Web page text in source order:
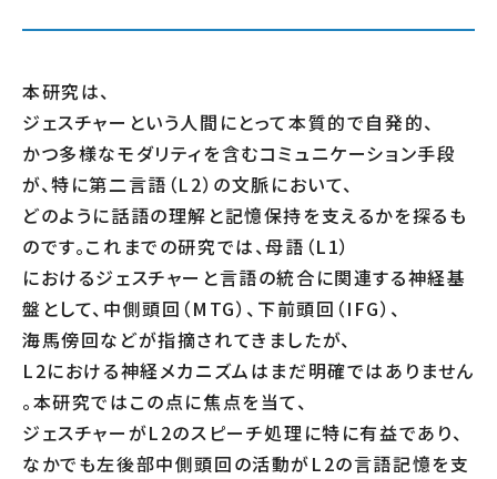
本研究は、
ジェスチャーという人間にとって本質的で自発的、
かつ多様なモダリティを含むコミュニケーション手段
が、特に第二言語（L2）の文脈において、
どのように話語の理解と記憶保持を支えるかを探るも
のです。これまでの研究では、母語（L1）
におけるジェスチャーと言語の統合に関連する神経基
盤として、中側頭回（MTG）、下前頭回（IFG）、
海馬傍回などが指摘されてきましたが、
L2における神経メカニズムはまだ明確ではありません
。本研究ではこの点に焦点を当て、
ジェスチャーがL2のスピーチ処理に特に有益であり、
なかでも左後部中側頭回の活動がL2の言語記憶を支